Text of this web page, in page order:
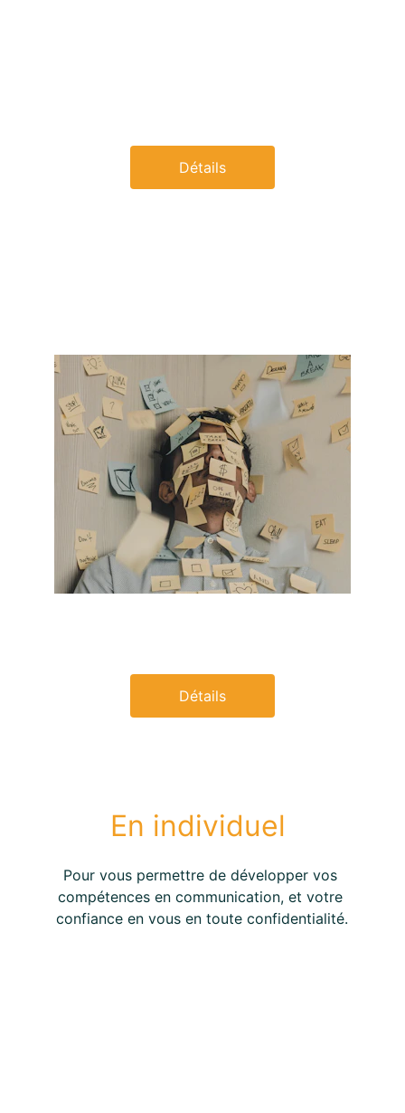
Détails
Détails
En individuel
Pour vous permettre de développer vos
compétences en communication, et votre
confiance en vous en toute confidentialité.